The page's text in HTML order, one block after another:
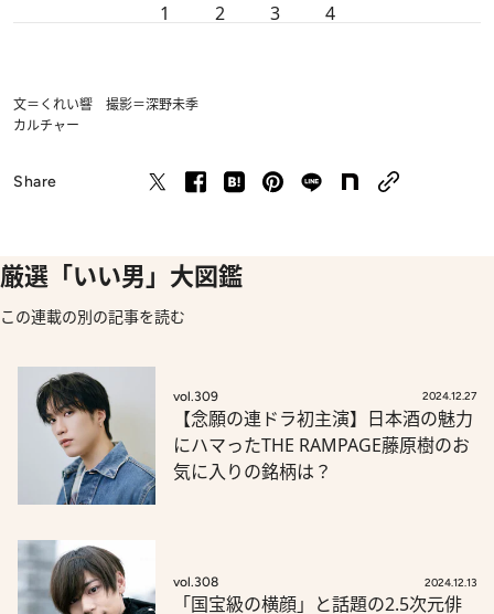
1 2 3 4
文＝くれい響 撮影＝深野未季
カルチャー
Share
厳選「いい男」大図鑑
この連載の別の記事を読む
vol.309 2024.12.27
【念願の連ドラ初主演】日本酒の魅力
にハマったTHE RAMPAGE藤原樹のお
気に入りの銘柄は？
vol.308 2024.12.13
「国宝級の横顔」と話題の2.5次元俳